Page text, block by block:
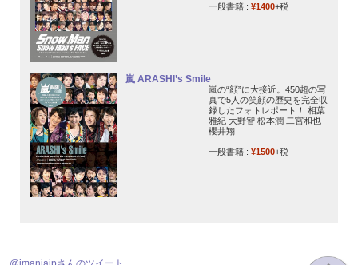
一般書籍 : ¥1400+税
嵐 ARASHI’s Smile
嵐の“顔”に大接近。450超の写
真で5人の笑顔の歴史を完全収
録したフォトレポート！ 相葉
雅紀 大野智 松本潤 二宮和也
櫻井翔
一般書籍 : ¥1500+税